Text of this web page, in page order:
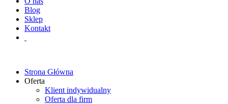
Blog
Sklep
Kontakt
Strona Główna
Oferta
Klient indywidualny
Oferta dla firm